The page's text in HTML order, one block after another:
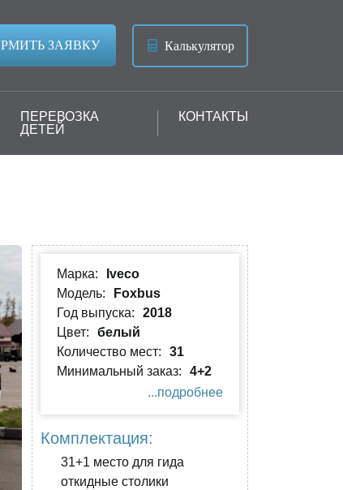
ЗАЯВКУ Калькулятор
ПЕРЕВОЗКА
ДЕТЕЙ
КОНТАКТЫ
Марка:
Iveco
Модель:
Foxbus
Год выпуска:
2018
Цвет:
белый
Количество мест:
31
Минимальный заказ:
4+2
...подробнее
Комплектация:
31+1 место для гида
откидные столики